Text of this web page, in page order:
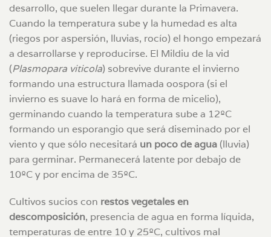
desarrollo, que suelen llegar durante la Primavera.
Cuando la temperatura sube y la humedad es alta
(riegos por aspersión, lluvias, rocío) el hongo empezará
a desarrollarse y reproducirse. El Mildiu de la vid
(Plasmopara viticola) sobrevive durante el invierno
formando una estructura llamada oospora (si el
invierno es suave lo hará en forma de micelio),
germinando cuando la temperatura sube a 12ºC
formando un esporangio que será diseminado por el
viento y que sólo necesitará un poco de agua (lluvia)
para germinar. Permanecerá latente por debajo de
10ºC y por encima de 35ºC.
Cultivos sucios con restos vegetales en
descomposición, presencia de agua en forma líquida,
temperaturas de entre 10 y 25ºC, cultivos mal